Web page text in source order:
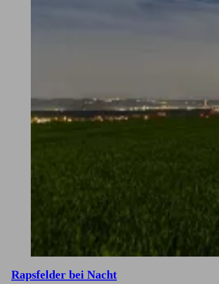
Rapsfelder bei Nacht